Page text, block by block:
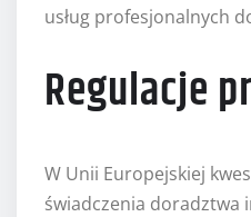
usług profesjonalnych
Regulacje
W Unii Europejskiej
świadczenia doradztwa